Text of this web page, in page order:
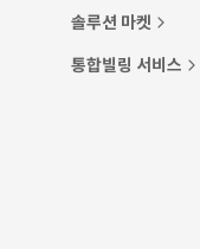
솔루션 마켓
통합빌링 서비스